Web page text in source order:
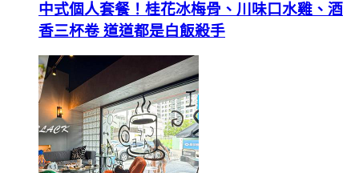
中式個人套餐！桂花冰梅骨、川味口水雞、酒
香三杯卷 道道都是白飯殺手